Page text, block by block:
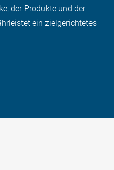
der Produkte und der
ein zielgerichtetes